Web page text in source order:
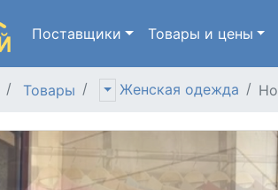
Поставщики Товары и цены
Товары Женская одежда